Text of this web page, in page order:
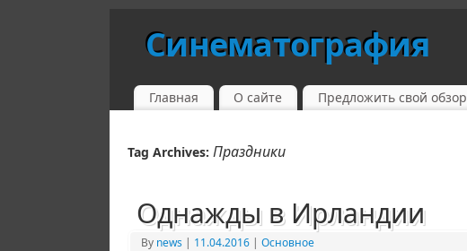
Синематография
Главная О сайте Предложить свой обзор
Tag Archives: Праздники
Однажды в Ирландии
By news | 11.04.2016 | Основное